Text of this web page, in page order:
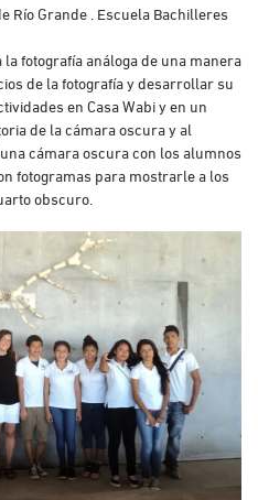
Río Grande . Escuela Bachilleres
fotografía análoga de una manera
de la fotografía y desarrollar su
en Casa Wabi y en un
de la cámara oscura y al
cámara oscura con los alumnos
fotogramas para mostrarle a los
obscuro.